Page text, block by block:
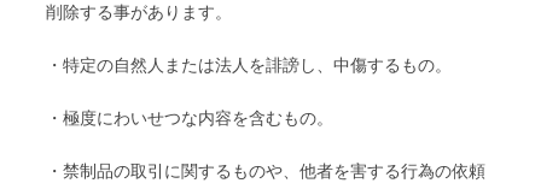
削除する事があります。
・特定の自然人または法人を誹謗し、中傷するもの。
・極度にわいせつな内容を含むもの。
・禁制品の取引に関するものや、他者を害する行為の依頼